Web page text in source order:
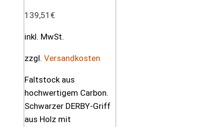
139,51 €
inkl. MwSt.
zzgl. Versandkosten
Faltstock aus
hochwertigem Carbon.
Schwarzer DERBY-Griff
aus Holz mit